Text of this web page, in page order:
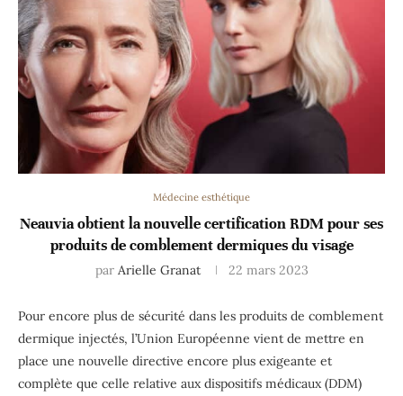
Médecine esthétique
Neauvia obtient la nouvelle certification RDM pour ses
produits de comblement dermiques du visage
par Arielle Granat 22 mars 2023
Pour encore plus de sécurité dans les produits de comblement
dermique injectés, l’Union Européenne vient de mettre en
place une nouvelle directive encore plus exigeante et
complète que celle relative aux dispositifs médicaux (DDM)